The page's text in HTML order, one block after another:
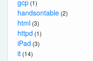
gcp (1)
handsontable (2)
html (3)
httpd (1)
iPad (3)
it (14)